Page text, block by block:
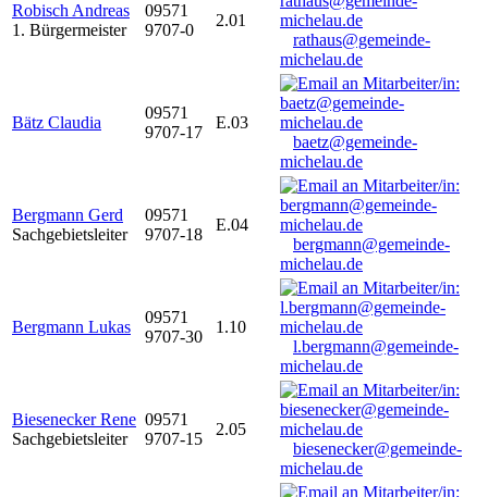
Robisch Andreas
1. Bürgermeister
09571
9707-0
2.01
rathaus@gemeinde-
michelau.de
Bätz Claudia
09571
9707-17
E.03
baetz@gemeinde-
michelau.de
Bergmann Gerd
Sachgebietsleiter
09571
9707-18
E.04
bergmann@gemeinde-
michelau.de
Bergmann Lukas
09571
9707-30
1.10
l.bergmann@gemeinde-
michelau.de
Biesenecker Rene
Sachgebietsleiter
09571
9707-15
2.05
biesenecker@gemeinde-
michelau.de